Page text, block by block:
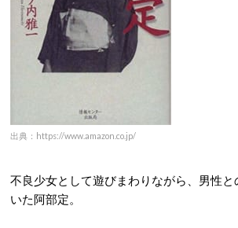
出典：https://www.amazon.co.jp/
不良少女として遊びまわりながら、男性と
いた阿部定。